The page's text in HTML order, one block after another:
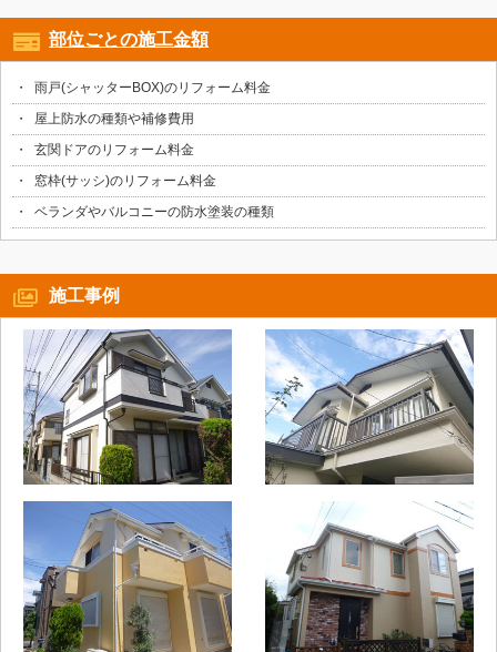
部位ごとの施工金額
雨戸(シャッターBOX)のリフォーム料金
屋上防水の種類や補修費用
玄関ドアのリフォーム料金
窓枠(サッシ)のリフォーム料金
ベランダやバルコニーの防水塗装の種類
施工事例